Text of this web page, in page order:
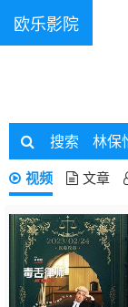
欧乐影院
搜索 林保
视频 文章